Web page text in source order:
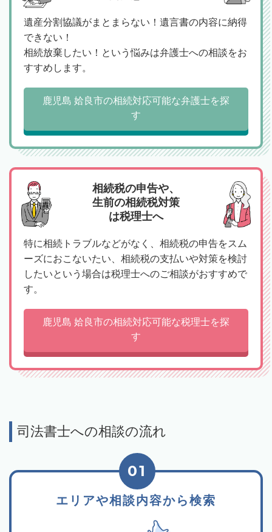
遺産分割協議がまとまらない！遺言書の内容に納得
できない！
相続放棄したい！という悩みは弁護士への相談をお
すすめします。
鹿児島 姶良市の相続対応可能な弁護士を探
す
相続税の申告や、
生前の相続税対策
は税理士へ
特に相続トラブルなどがなく、相続税の申告をスム
ーズにおこないたい、相続税の支払いや対策を検討
したいという場合は税理士へのご相談がおすすめで
す。
鹿児島 姶良市の相続対応可能な税理士を探
す
司法書士への相談の流れ
エリアや相談内容から検索
01